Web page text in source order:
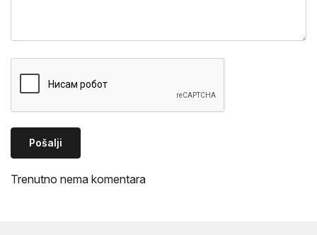
Pošalji
Trenutno nema komentara